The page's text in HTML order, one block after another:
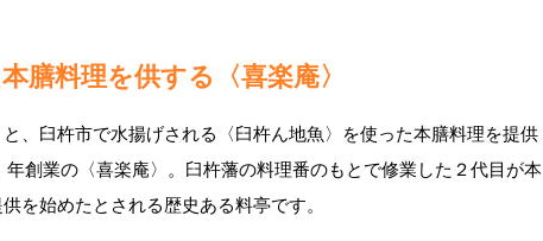
膳料理を供する〈喜楽庵〉
、臼杵市で水揚げされる〈臼杵ん地魚〉を使った本膳料理を提供
年創業の〈喜楽庵〉。臼杵藩の料理番のもとで修業した２代目が本
を始めたとされる歴史ある料亭です。